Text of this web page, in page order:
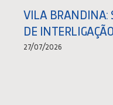
VILA BRANDINA:
DE
27/07/2026